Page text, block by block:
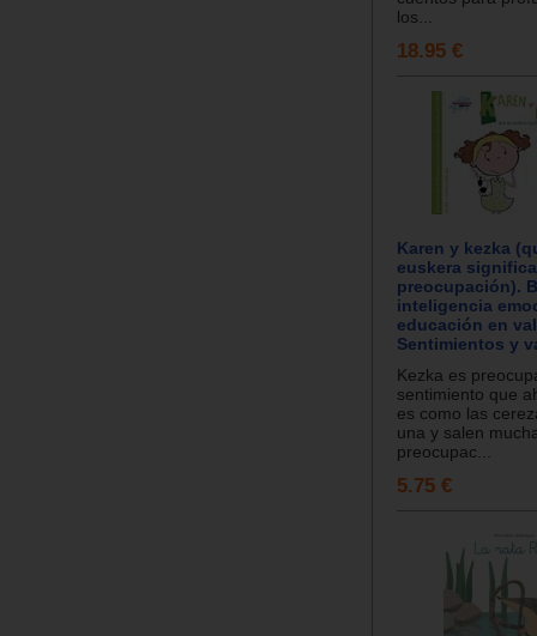
los...
18.95 €
Karen y kezka
euskera significa
preocupación).
inteligencia
educación en
Sentimientos y
Kezka es
sentimiento que
es como las
una y salen
preocupac...
5.75 €